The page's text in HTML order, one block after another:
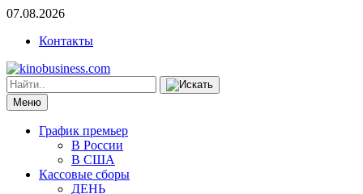
07.08.2026
Контакты
Меню
График премьер
В России
В США
Кассовые сборы
ДЕНЬ